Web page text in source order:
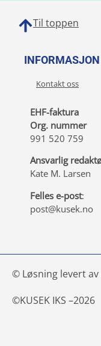
Til toppen
INFORMASJON
Kontakt oss
EHF-faktura
Org. nummer
991 520 759
Ansvarlig
Kate M. Larsen
Felles e-post:
post@kusek.no
© Løsning levert av
©KUSEK IKS –2026